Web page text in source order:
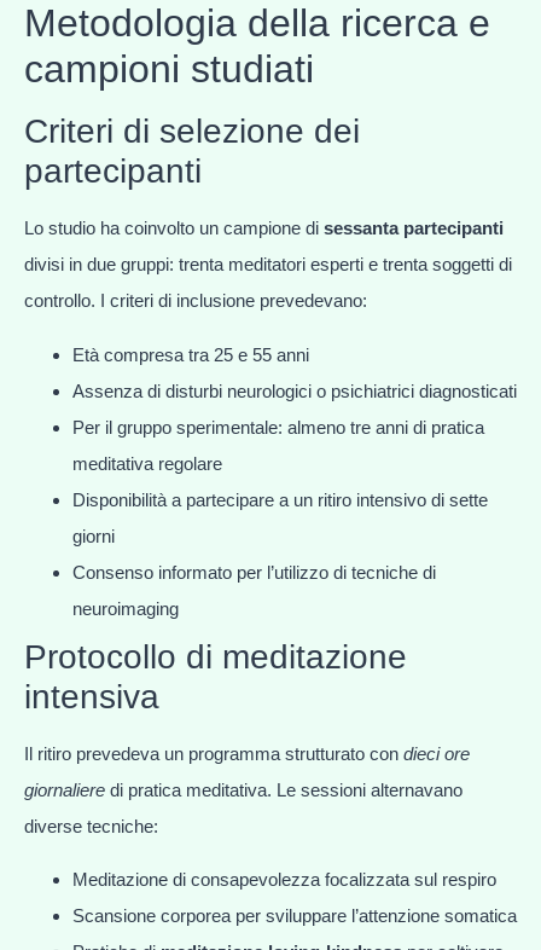
Metodologia della ricerca e
campioni studiati
Criteri di selezione dei
partecipanti
Lo studio ha coinvolto un campione di sessanta partecipanti
divisi in due gruppi: trenta meditatori esperti e trenta soggetti di
controllo. I criteri di inclusione prevedevano:
Età compresa tra 25 e 55 anni
Assenza di disturbi neurologici o psichiatrici diagnosticati
Per il gruppo sperimentale: almeno tre anni di pratica
meditativa regolare
Disponibilità a partecipare a un ritiro intensivo di sette
giorni
Consenso informato per l’utilizzo di tecniche di
neuroimaging
Protocollo di meditazione
intensiva
Il ritiro prevedeva un programma strutturato con dieci ore
giornaliere di pratica meditativa. Le sessioni alternavano
diverse tecniche:
Meditazione di consapevolezza focalizzata sul respiro
Scansione corporea per sviluppare l’attenzione somatica